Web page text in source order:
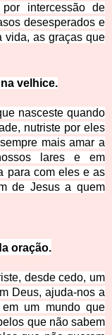
intercessão de
desesperados e
vida, as graças que
velhice.
nasceste quando
nutriste por eles
mais amar a
lares e em
para com eles e as
de Jesus a quem
oração.
desde cedo, um
Deus, ajuda-nos a
um mundo que
que não sabem